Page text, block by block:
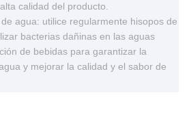
calidad del producto.
agua: utilice regularmente hisopos de
bacterias dañinas en las aguas
de bebidas para garantizar la
y mejorar la calidad y el sabor de